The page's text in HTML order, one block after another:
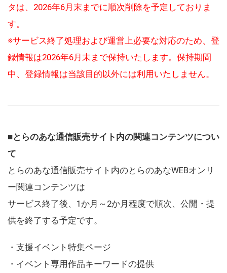
タは、2026年6月末までに順次削除を予定しておりま
す。
※サービス終了処理および運営上必要な対応のため、登
録情報は2026年6月末まで保持いたします。保持期間
中、登録情報は当該目的以外には利用いたしません。
■とらのあな通信販売サイト内の関連コンテンツについ
て
とらのあな通信販売サイト内のとらのあなWEBオンリ
ー関連コンテンツは
サービス終了後、1か月～2か月程度で順次、公開・提
供を終了する予定です。
・支援イベント特集ページ
・イベント専用作品キーワードの提供